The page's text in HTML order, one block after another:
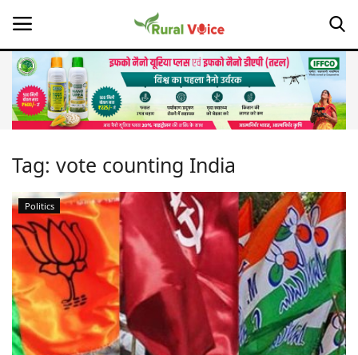
Home
About Us
Leadership Profiles
Opinion
Politics
Magazine
Tag: vote counting India
Politics